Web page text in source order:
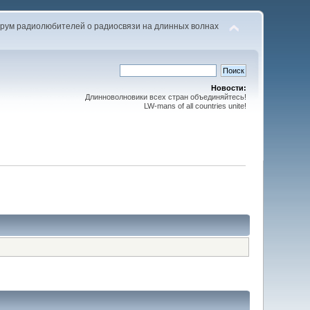
радиолюбителей о радиосвязи на длинных волнах
Новости:
Длинноволновики всех стран объединяйтесь!
LW-mans of all countries unite!